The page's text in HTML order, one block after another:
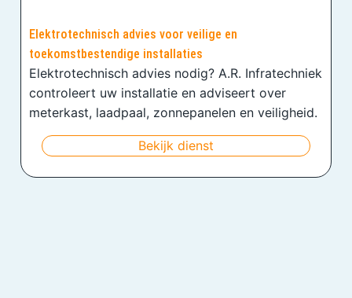
Elektrotechnisch advies voor veilige en
toekomstbestendige installaties
Elektrotechnisch advies nodig? A.R. Infratechniek
controleert uw installatie en adviseert over
meterkast, laadpaal, zonnepanelen en veiligheid.
Bekijk dienst